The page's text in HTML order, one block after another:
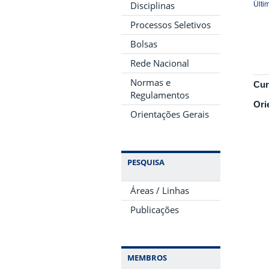
Disciplinas
Processos Seletivos
Bolsas
Rede Nacional
Normas e
Regulamentos
Orientações Gerais
PESQUISA
Áreas / Linhas
Publicações
MEMBROS